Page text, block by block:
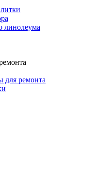
линолеума
для ремонта